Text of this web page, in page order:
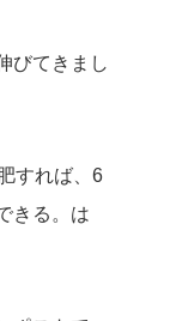
びてきまし
すれば、6
きる。は